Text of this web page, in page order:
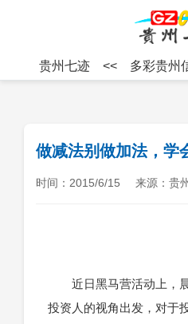
贵州七迹 << 多彩贵州
做减法别做加法，学
时间：2015/6/15 来源：贵
近日黑马营活动上，
投资人的视角出发，对于